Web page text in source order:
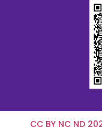
CC BY NC ND